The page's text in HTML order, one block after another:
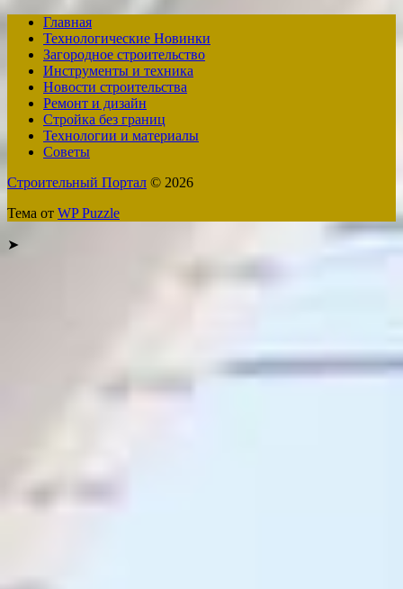
Главная
Технологические Новинки
Загородное строительство
Инструменты и техника
Новости строительства
Ремонт и дизайн
Стройка без границ
Технологии и материалы
Советы
Строительный Портал © 2026
Тема от WP Puzzle
➤